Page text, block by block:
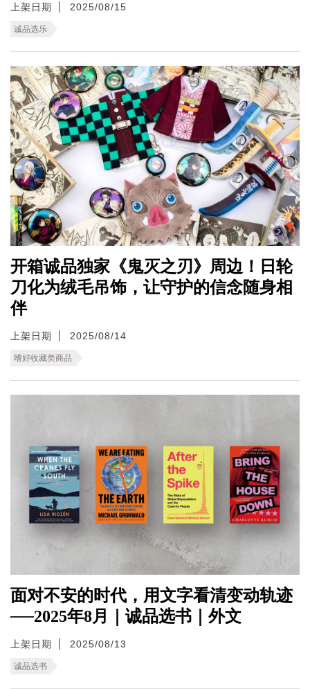
上架日期 2025/08/15
诚品选乐
开箱诚品独家《鬼灭之刃》周边！日轮
刀化为绒毛吊饰，让守护的信念随身相
伴
上架日期 2025/08/14
嗜好收藏类商品
面对不安的时代，用文字看清变动轨迹
──2025年8月｜诚品选书｜外文
上架日期 2025/08/13
诚品选书